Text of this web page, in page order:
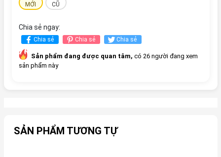
MỚI CŨ
Chia sẻ ngay:
Chia sẻ Chia sẻ Chia sẻ
Sản phẩm đang được quan tâm, có 26 người đang xem
sản phẩm này
SẢN PHẨM TƯƠNG TỰ